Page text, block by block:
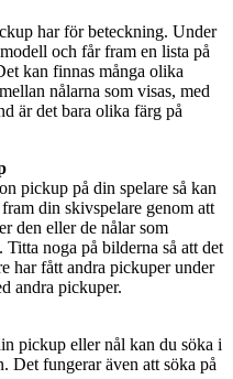
har för beteckning. Under
och får fram en lista på
kan finnas många olika
nålarna som visas, med
är det bara olika färg på
pickup på din spelare så kan
din skivspelare genom att
den eller de nålar som
noga på bilderna så att det
har fått andra pickuper under
andra pickuper.
pickup eller nål kan du söka i
Det fungerar även att söka på